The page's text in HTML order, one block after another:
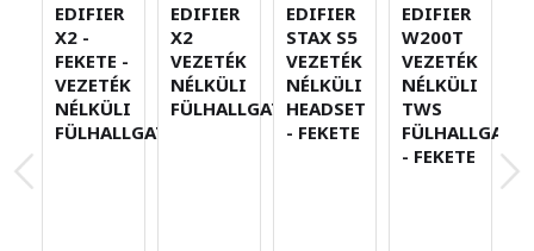
EDIFIER
X2 -
FEKETE -
VEZETÉK
NÉLKÜLI
FÜLHALLGATÓ
EDIFIER
X2
VEZETÉK
NÉLKÜLI
FÜLHALLGATÓ
EDIFIER
STAX S5
VEZETÉK
NÉLKÜLI
HEADSET
- FEKETE
EDIFIER
W200T
VEZETÉK
NÉLKÜLI
TWS
FÜLHALLGATÓ
- FEKETE